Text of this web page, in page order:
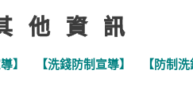
他資訊
】 【洗錢防制宣導】 【防制